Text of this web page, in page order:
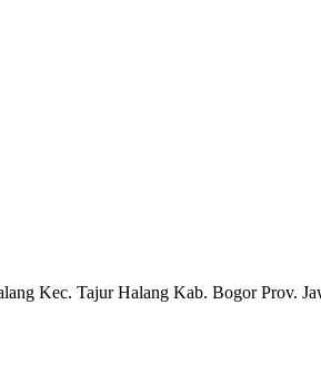
Kec. Tajur Halang Kab. Bogor Prov.